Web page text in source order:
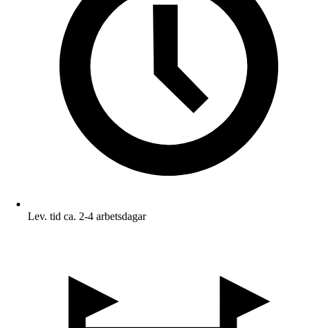
Lev. tid ca. 2-4 arbetsdagar